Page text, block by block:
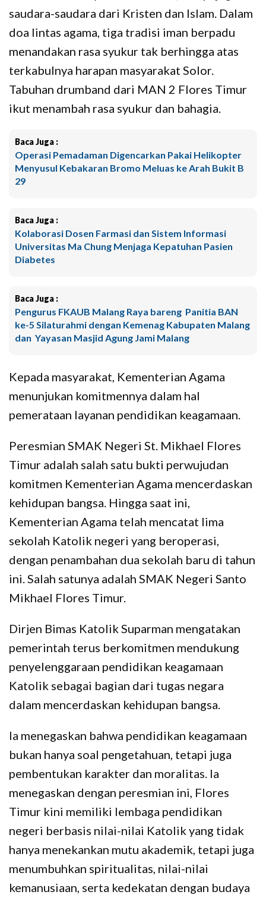
saudara-saudara dari Kristen dan Islam. Dalam
doa lintas agama, tiga tradisi iman berpadu
menandakan rasa syukur tak berhingga atas
terkabulnya harapan masyarakat Solor.
Tabuhan drumband dari MAN 2 Flores Timur
ikut menambah rasa syukur dan bahagia.
Baca Juga :
Operasi Pemadaman Digencarkan Pakai Helikopter
Menyusul Kebakaran Bromo Meluas ke Arah Bukit B
29
Baca Juga :
Kolaborasi Dosen Farmasi dan Sistem Informasi
Universitas Ma Chung Menjaga Kepatuhan Pasien
Diabetes
Baca Juga :
Pengurus FKAUB Malang Raya bareng Panitia BAN
ke-5 Silaturahmi dengan Kemenag Kabupaten Malang
dan Yayasan Masjid Agung Jami Malang
Kepada masyarakat, Kementerian Agama
menunjukan komitmennya dalam hal
pemerataan layanan pendidikan keagamaan.
Peresmian SMAK Negeri St. Mikhael Flores
Timur adalah salah satu bukti perwujudan
komitmen Kementerian Agama mencerdaskan
kehidupan bangsa. Hingga saat ini,
Kementerian Agama telah mencatat lima
sekolah Katolik negeri yang beroperasi,
dengan penambahan dua sekolah baru di tahun
ini. Salah satunya adalah SMAK Negeri Santo
Mikhael Flores Timur.
Dirjen Bimas Katolik Suparman mengatakan
pemerintah terus berkomitmen mendukung
penyelenggaraan pendidikan keagamaan
Katolik sebagai bagian dari tugas negara
dalam mencerdaskan kehidupan bangsa.
Ia menegaskan bahwa pendidikan keagamaan
bukan hanya soal pengetahuan, tetapi juga
pembentukan karakter dan moralitas. Ia
menegaskan dengan peresmian ini, Flores
Timur kini memiliki lembaga pendidikan
negeri berbasis nilai-nilai Katolik yang tidak
hanya menekankan mutu akademik, tetapi juga
menumbuhkan spiritualitas, nilai-nilai
kemanusiaan, serta kedekatan dengan budaya